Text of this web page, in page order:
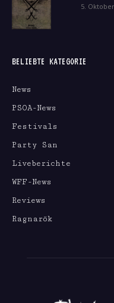
5.
BELIEBTE KATEGORIE
News
PSOA-News
Festivals
Party San
Liveberichte
WFF-News
Reviews
Ragnarök